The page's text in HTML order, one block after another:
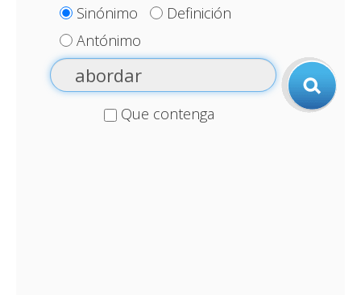
Sinónimo
Definición
Antónimo
Que contenga